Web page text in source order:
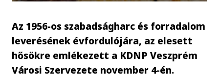
Az 1956-os szabadságharc és forradalom
leverésének évfordulójára, az elesett
hősökre emlékezett a KDNP Veszprém
Városi Szervezete november 4-én.